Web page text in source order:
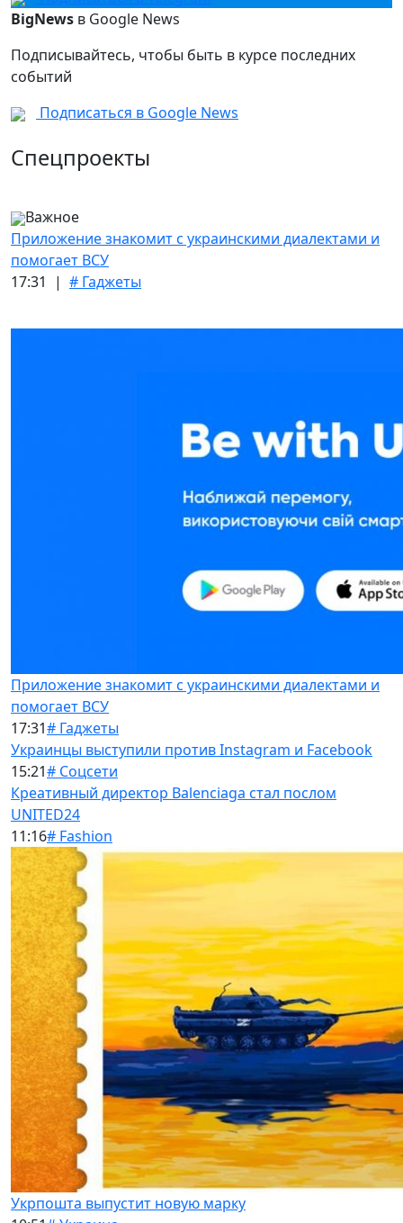
BigNews в Google News
Подписывайтесь, чтобы быть в курсе последних
событий
Подписаться в Google News
Спецпроекты
Важное
Приложение знакомит с украинскими диалектами и
помогает ВСУ
17:31 | # Гаджеты
Приложение знакомит с украинскими диалектами и
помогает ВСУ
17:31# Гаджеты
Украинцы выступили против Instagram и Facebook
15:21# Соцсети
Креативный директор Balenciaga стал послом
UNITED24
11:16# Fashion
Укрпошта выпустит новую марку